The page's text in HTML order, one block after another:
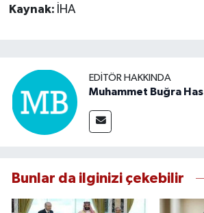
Kaynak: İHA
EDITÖR HAKKINDA
Muhammet Buğra Has
Bunlar da ilginizi çekebilir